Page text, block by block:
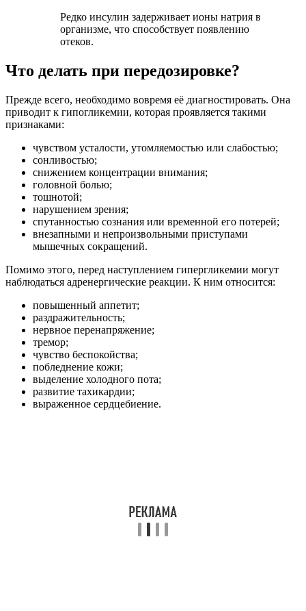
Редко инсулин задерживает ионы натрия в
организме, что способствует появлению
отеков.
Что делать при передозировке?
Прежде всего, необходимо вовремя её диагностировать. Она
приводит к гипогликемии, которая проявляется такими
признаками:
чувством усталости, утомляемостью или слабостью;
сонливостью;
снижением концентрации внимания;
головной болью;
тошнотой;
нарушением зрения;
спутанностью сознания или временной его потерей;
внезапными и непроизвольными приступами
мышечных сокращений.
Помимо этого, перед наступлением гипергликемии могут
наблюдаться адренергические реакции. К ним относится:
повышенный аппетит;
раздражительность;
нервное перенапряжение;
тремор;
чувство беспокойства;
побледнение кожи;
выделение холодного пота;
развитие тахикардии;
выраженное сердцебиение.